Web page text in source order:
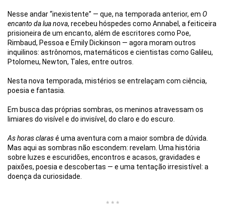
Nesse andar “inexistente” — que, na temporada anterior, em O
encanto da lua nova, recebeu hóspedes como Annabel, a feiticeira
prisioneira de um encanto, além de escritores como Poe,
Rimbaud, Pessoa e Emily Dickinson — agora moram outros
inquilinos: astrônomos, matemáticos e cientistas como Galileu,
Ptolomeu, Newton, Tales, entre outros.
Nesta nova temporada, mistérios se entrelaçam com ciência,
poesia e fantasia.
Em busca das próprias sombras, os meninos atravessam os
limiares do visível e do invisível, do claro e do escuro.
As horas clarasé uma aventura com a maior sombra de dúvida.
Mas aqui as sombras não escondem: revelam. Uma história
sobre luzes e escuridões, encontros e acasos, gravidades e
paixões, poesia e descobertas — e uma tentação irresistível: a
doença da curiosidade.
* * *